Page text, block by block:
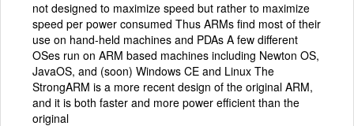
not designed to maximize speed but rather to maximize
speed per power consumed Thus ARMs find most of their
use on hand-held machines and PDAs A few different
OSes run on ARM based machines including Newton OS,
JavaOS, and (soon) Windows CE and Linux The
StrongARM is a more recent design of the original ARM,
and it is both faster and more power efficient than the
original